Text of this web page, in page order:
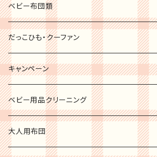
ベビー布団類
だっこひも・クーファン
キャンペーン
ベビー用品クリーニング
チャイルドシート
大人用布団